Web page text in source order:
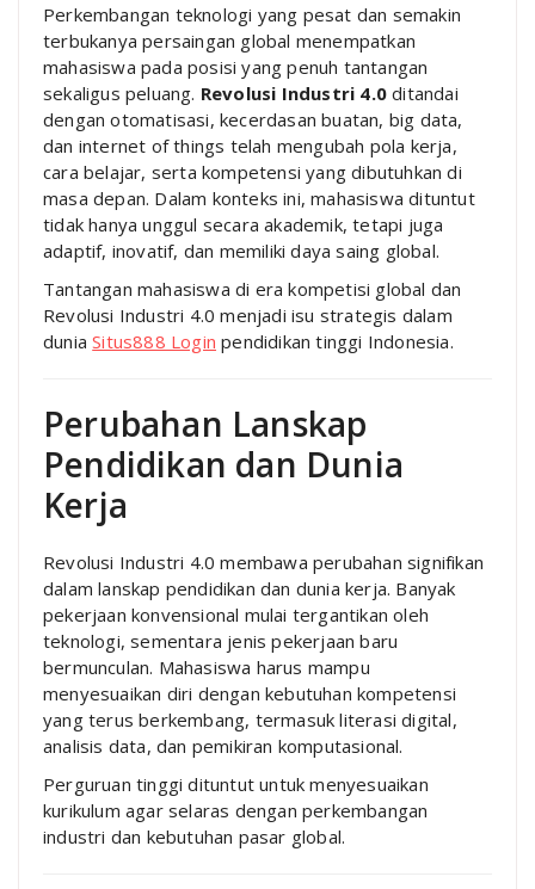
Perkembangan teknologi yang pesat dan semakin
terbukanya persaingan global menempatkan
mahasiswa pada posisi yang penuh tantangan
sekaligus peluang. Revolusi Industri 4.0 ditandai
dengan otomatisasi, kecerdasan buatan, big data,
dan internet of things telah mengubah pola kerja,
cara belajar, serta kompetensi yang dibutuhkan di
masa depan. Dalam konteks ini, mahasiswa dituntut
tidak hanya unggul secara akademik, tetapi juga
adaptif, inovatif, dan memiliki daya saing global.
Tantangan mahasiswa di era kompetisi global dan
Revolusi Industri 4.0 menjadi isu strategis dalam
duniaSitus888 Login pendidikan tinggi Indonesia.
Perubahan Lanskap
Pendidikan dan Dunia
Kerja
Revolusi Industri 4.0 membawa perubahan signifikan
dalam lanskap pendidikan dan dunia kerja. Banyak
pekerjaan konvensional mulai tergantikan oleh
teknologi, sementara jenis pekerjaan baru
bermunculan. Mahasiswa harus mampu
menyesuaikan diri dengan kebutuhan kompetensi
yang terus berkembang, termasuk literasi digital,
analisis data, dan pemikiran komputasional.
Perguruan tinggi dituntut untuk menyesuaikan
kurikulum agar selaras dengan perkembangan
industri dan kebutuhan pasar global.